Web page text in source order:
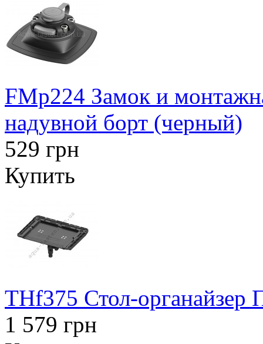
FMp224 Замок и
надувной борт (черный)
529 грн
Купить
THf375 Стол-
1 579 грн